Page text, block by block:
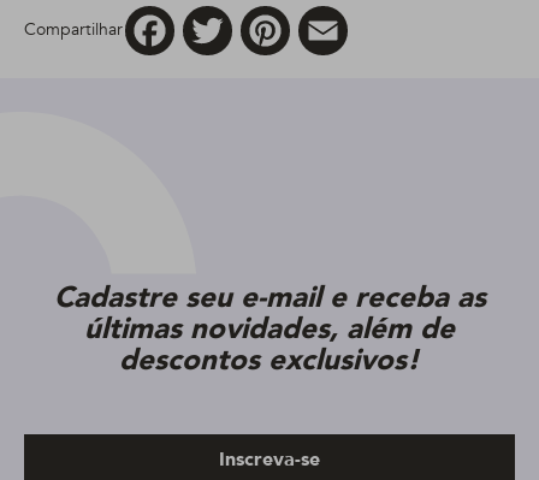
Compartilhar
FacebookTwitter Pinterest
Cadastre seu e-mail e receba as
últimas novidades, além de
descontos exclusivos!
Inscreva-se